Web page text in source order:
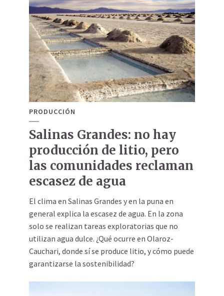
PRODUCCIÓN
Salinas Grandes: no hay
producción de litio, pero
las comunidades reclaman
escasez de agua
El clima en Salinas Grandes y en la puna en
general explica la escasez de agua. En la zona
solo se realizan tareas exploratorias que no
utilizan agua dulce. ¿Qué ocurre en Olaroz-
Cauchari, donde sí se produce litio, y cómo puede
garantizarse la sostenibilidad?